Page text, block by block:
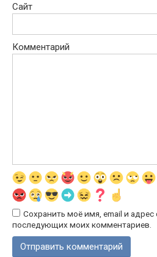
Сайт
Комментарий
Сохранить моё имя, email и адрес
последующих моих комментариев.